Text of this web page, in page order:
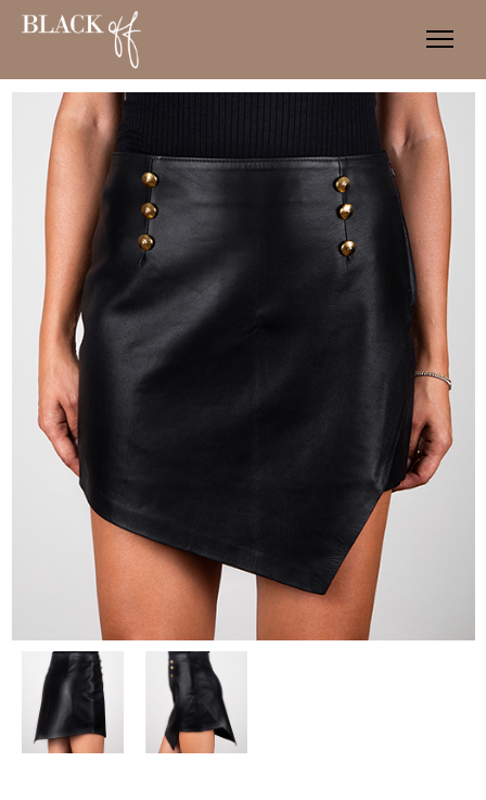
SHOP
CUSTOM
ABOUT
BLOG
CONTATTI